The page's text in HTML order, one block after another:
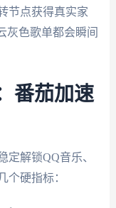
节点获得真实家
灰色歌单都会瞬间
番茄加速
解锁QQ音乐、
个硬指标：